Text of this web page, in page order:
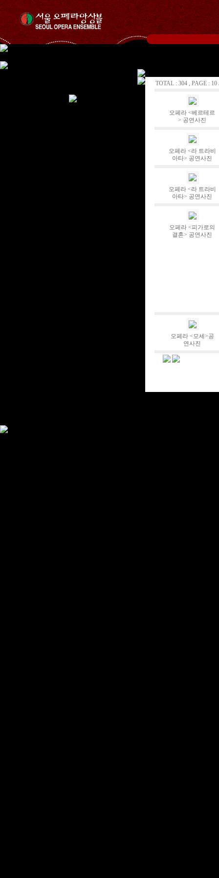
TOTAL : 304 , PAGE : 10
오페라 <베르테르
> 공연사진
오페라 <라 트라비
아타> 공연사진
오페라 <라 트라비
아타> 공연사진
오페라 <피가로의
결혼> 공연사진
오페라 <모세>공
연사진